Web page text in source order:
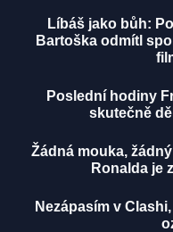
Líbáš jako bůh:
Bartoška odmítl
Poslední hodiny
skutečně
Žádná mouka,
Ronalda je
Nezápasím v